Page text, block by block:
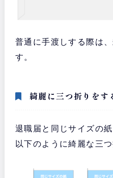
普通に手渡しする際は
す。
綺麗に三つ折りをす
退職届と同じサイズの
以下のように綺麗な三